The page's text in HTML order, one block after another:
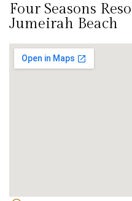
Four Seasons
Jumeirah Beach